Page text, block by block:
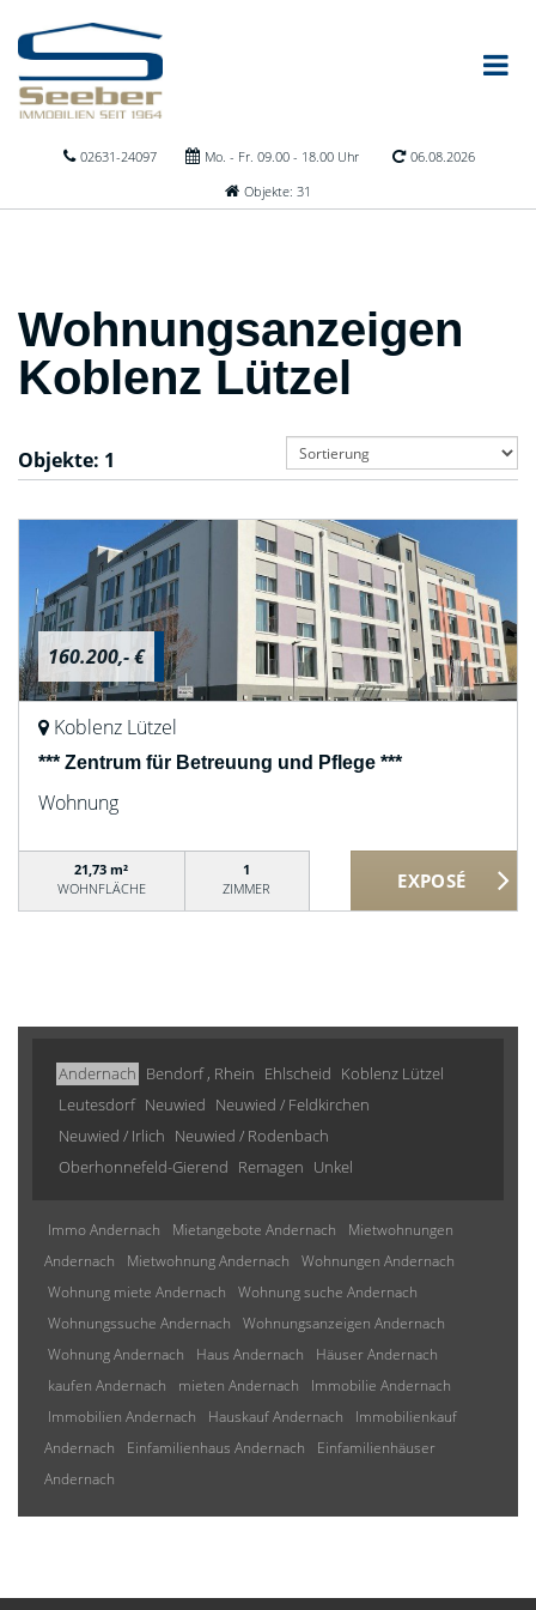
02631-24097 Mo. - Fr. 09.00 - 18.00 Uhr
06.08.2026
Objekte: 31
Wohnungsanzeigen
Koblenz Lützel
Objekte: 1
160.200,- €
Koblenz Lützel
*** Zentrum für Betreuung und Pflege ***
Wohnung
21,73 m²
WOHNFLÄCHE
1
ZIMMER
Andernach Bendorf , Rhein Ehlscheid Koblenz Lützel
Leutesdorf Neuwied Neuwied / Feldkirchen
Neuwied / Irlich Neuwied / Rodenbach
Oberhonnefeld-Gierend Remagen Unkel
Immo Andernach Mietangebote Andernach
Mietwohnungen
Andernach
Mietwohnung Andernach
Wohnungen Andernach
Wohnung miete Andernach
Wohnung suche Andernach
Wohnungssuche Andernach
Wohnungsanzeigen Andernach
Wohnung Andernach
Haus Andernach
Häuser Andernach
kaufen Andernach
mieten Andernach
Immobilie Andernach
Immobilien Andernach
Hauskauf Andernach
Immobilienkauf
Andernach
Einfamilienhaus Andernach
Einfamilienhäuser
Andernach